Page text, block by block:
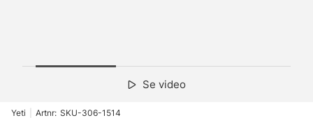
Se video
Yeti Artnr: SKU-306-1514